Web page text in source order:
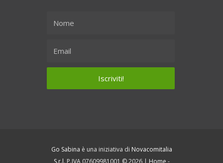
Go Sabina è una iniziativa di Novacomitalia